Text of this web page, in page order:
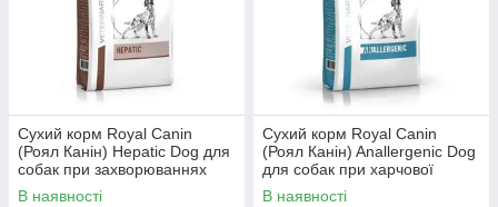
Сухий корм Royal Canin
(Роял Канін) Hepatic Dog для
собак при захворюваннях
печінки 12 кг
В наявності
Сухий корм Royal Canin
(Роял Канін) Anallergenic Dog
для собак при харчової
алергії 8 кг
В наявності